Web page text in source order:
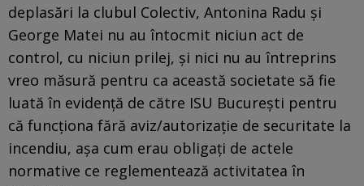
deplasări la clubul Colectiv, Antonina Radu şi
George Matei nu au întocmit niciun act de
control, cu niciun prilej, şi nici nu au întreprins
vreo măsură pentru ca această societate să fie
luată în evidenţă de către ISU Bucureşti pentru
că funcţiona fără aviz/autorizaţie de securitate la
incendiu, aşa cum erau obligaţi de actele
normative ce reglementează activitatea în